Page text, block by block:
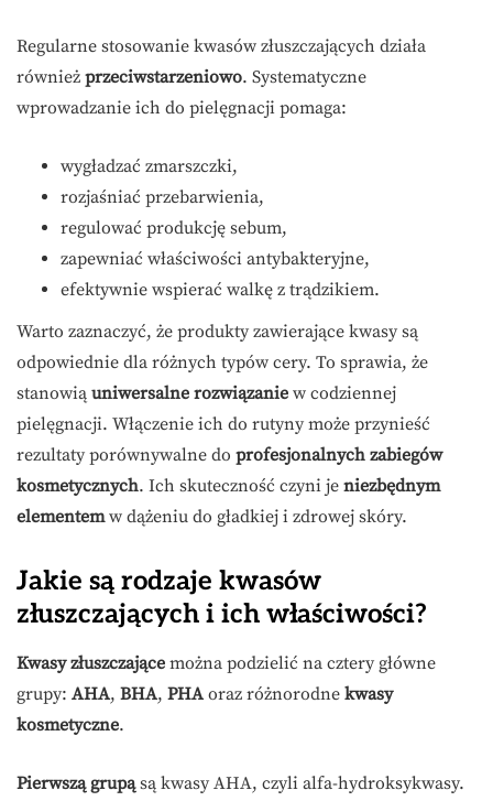
Regularne stosowanie kwasów złuszczających działa
również przeciwstarzeniowo. Systematyczne
wprowadzanie ich do pielęgnacji pomaga:
wygładzać zmarszczki,
rozjaśniać przebarwienia,
regulować produkcję sebum,
zapewniać właściwości antybakteryjne,
efektywnie wspierać walkę z trądzikiem.
Warto zaznaczyć, że produkty zawierające kwasy są
odpowiednie dla różnych typów cery. To sprawia, że
stanowią uniwersalne rozwiązanie w codziennej
pielęgnacji. Włączenie ich do rutyny może przynieść
rezultaty porównywalne do profesjonalnych zabiegów
kosmetycznych. Ich skuteczność czyni je niezbędnym
elementemw dążeniu do gładkiej i zdrowej skóry.
Jakie są rodzaje kwasów
złuszczających i ich właściwości?
Kwasy złuszczające można podzielić na cztery główne
grupy: AHA, BHA, PHA oraz różnorodne kwasy
kosmetyczne.
Pierwszą grupąsą kwasy AHA, czyli alfa-hydroksykwasy.